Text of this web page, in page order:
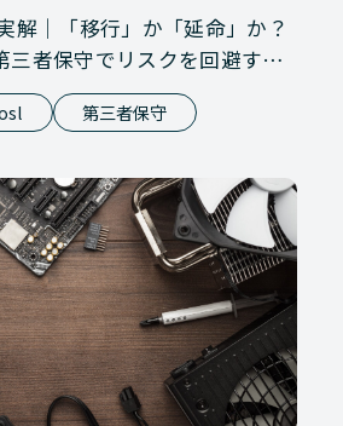
解｜「移行」か「延命」か？
三者保守でリスクを回避する
第三者保守